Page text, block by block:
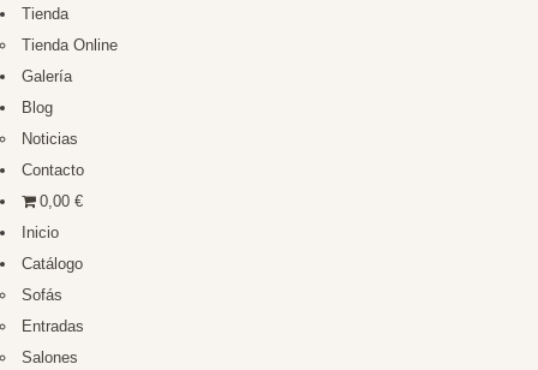
Tienda
Tienda Online
Galería
Blog
Noticias
Contacto
0,00 €
Inicio
Catálogo
Sofás
Entradas
Salones